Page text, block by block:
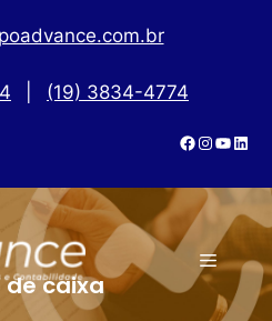
(19) 3834-4774
de caixa